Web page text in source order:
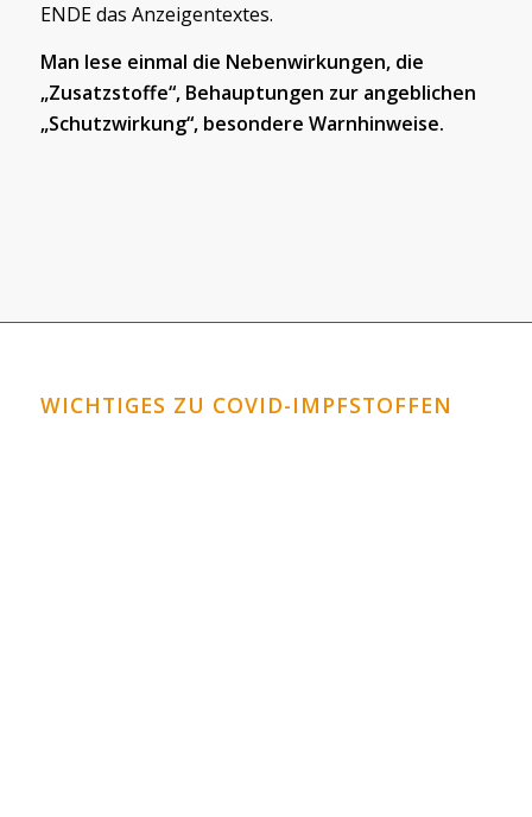
ENDE das Anzeigentextes.
Man lese einmal die Nebenwirkungen, die
„Zusatzstoffe“, Behauptungen zur angeblichen
„Schutzwirkung“, besondere Warnhinweise.
WICHTIGES ZU COVID-IMPFSTOFFEN